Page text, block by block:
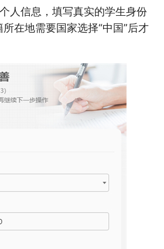
人信息，填写真实的学生身份
在地需要国家选择“中国”后才